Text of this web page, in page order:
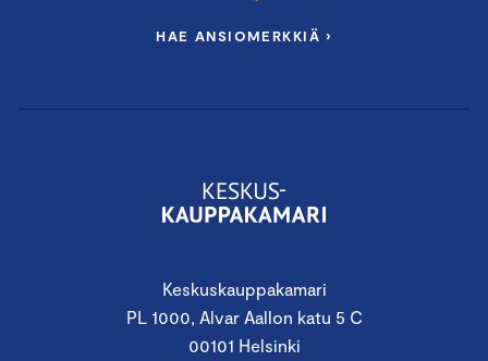
Keskuskauppakamari
PL 1000, Alvar Aallon katu 5 C
00101 Helsinki
HAE ANSIOMERKKIÄ ›